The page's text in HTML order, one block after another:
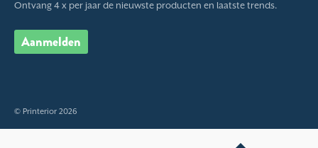
Ontvang 4 x per jaar de nieuwste producten en laatste trends.
Aanmelden
© Printerior 2026